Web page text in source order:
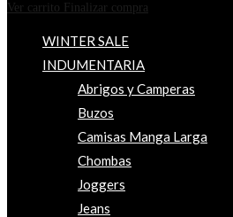
Ver carrito
Finalizar compra
WINTER SALE
INDUMENTARIA
Abrigos y Camperas
Buzos
Camisas Manga Larga
Chombas
Joggers
Jeans